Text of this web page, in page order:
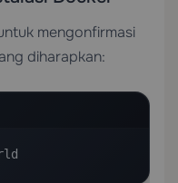
mengonfirmasi
diharapkan: